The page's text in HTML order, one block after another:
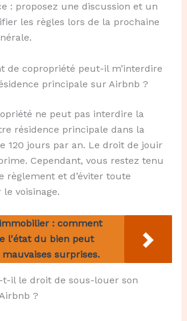
: proposez une discussion et un
les règles lors de la prochaine
de copropriété peut-il m’interdire
principale sur Airbnb ?
ne peut pas interdire la
résidence principale dans la
120 jours par an. Le droit de jouir
Cependant, vous restez tenu
règlement et d’éviter toute
voisinage.
: comment
l'état du bien peut
surprises.
t-il le droit de sous-louer son
?